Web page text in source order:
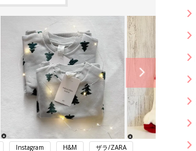
Instagram H&M ザラ/ZARA